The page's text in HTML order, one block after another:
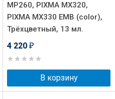
MP260, PIXMA MX320,
PIXMA MX330 EMB (color),
Трёхцветный, 13 мл.
4 220 ₽
В корзину